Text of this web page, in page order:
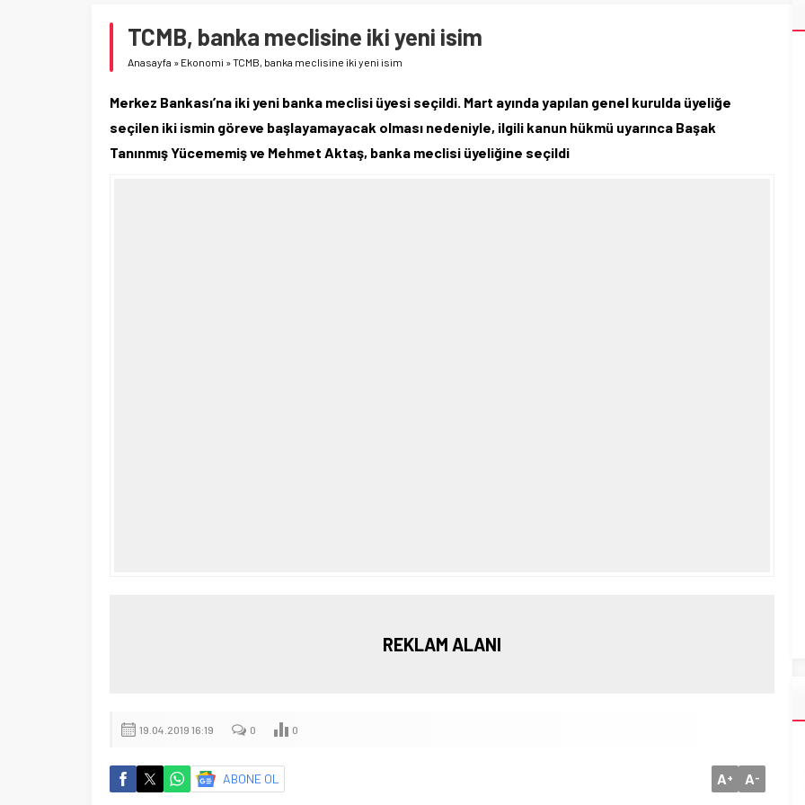
TCMB, banka meclisine iki yeni isim
Anasayfa » Ekonomi »TCMB, banka meclisine iki yeni isim
Merkez Bankası’na iki yeni banka meclisi üyesi seçildi. Mart ayında yapılan genel kurulda üyeliğe
seçilen iki ismin göreve başlayamayacak olması nedeniyle, ilgili kanun hükmü uyarınca Başak
Tanınmış Yücememiş ve Mehmet Aktaş, banka meclisi üyeliğine seçildi
REKLAM ALANI
19.04.2019 16:19 0 0
ABONE OL A+ A-